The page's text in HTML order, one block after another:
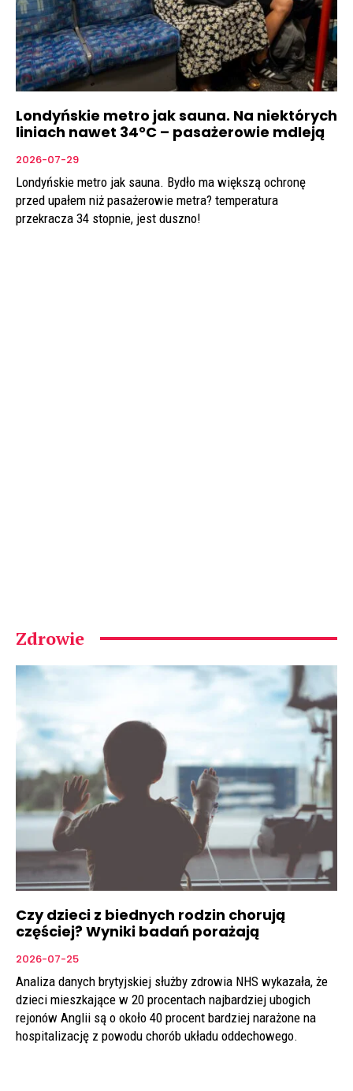
Londyńskie metro jak sauna. Na niektórych
liniach nawet 34°C – pasażerowie mdleją
2026-07-29
Londyńskie metro jak sauna. Bydło ma większą ochronę
przed upałem niż pasażerowie metra? temperatura
przekracza 34 stopnie, jest duszno!
Zdrowie
Czy dzieci z biednych rodzin chorują
częściej? Wyniki badań porażają
2026-07-25
Analiza danych brytyjskiej służby zdrowia NHS wykazała, że
dzieci mieszkające w 20 procentach najbardziej ubogich
rejonów Anglii są o około 40 procent bardziej narażone na
hospitalizację z powodu chorób układu oddechowego.